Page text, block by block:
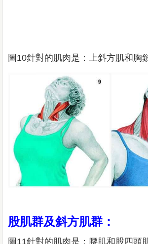
圖10針對的肌肉是：上斜方肌和胸
股肌群及斜方肌群：
圖11針對的肌肉是：腰肌和股四頭